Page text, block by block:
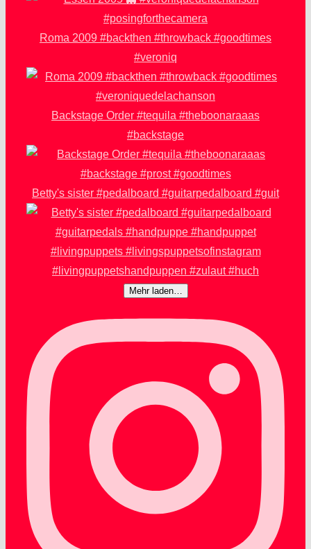
Roma 2009 #backthen #throwback #goodtimes
#veroniq
Backstage Order #tequila #theboonaraaas
#backstage
Betty's sister #pedalboard #guitarpedalboard #guit
Mehr laden…